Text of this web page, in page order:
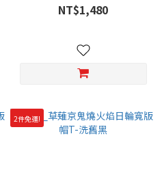
NT$1,480
2件免運!